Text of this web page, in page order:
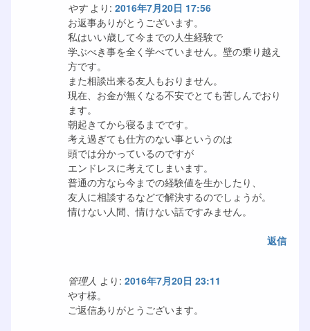
やす より: 2016年7月20日 17:56
お返事ありがとうございます。
私はいい歳して今までの人生経験で
学ぶべき事を全く学べていません。壁の乗り越え
方です。
また相談出来る友人もおりません。
現在、お金が無くなる不安でとても苦しんでおり
ます。
朝起きてから寝るまでです。
考え過ぎても仕方のない事というのは
頭では分かっているのですが
エンドレスに考えてしまいます。
普通の方なら今までの経験値を生かしたり、
友人に相談するなどで解決するのでしょうが。
情けない人間、情けない話ですみません。
返信
管理人 より: 2016年7月20日 23:11
やす様。
ご返信ありがとうございます。